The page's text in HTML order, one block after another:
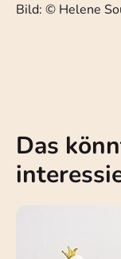
Bild: © Helene
Das